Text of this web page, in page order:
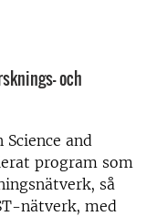
och
and
program som
så
nätverk, med